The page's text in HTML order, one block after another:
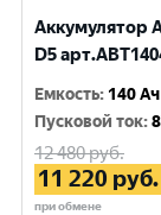
Аккумулятор
D5
Емкость: 140 Ач
Пусковой ток:
12 480руб.
11 220 руб.
при обмене